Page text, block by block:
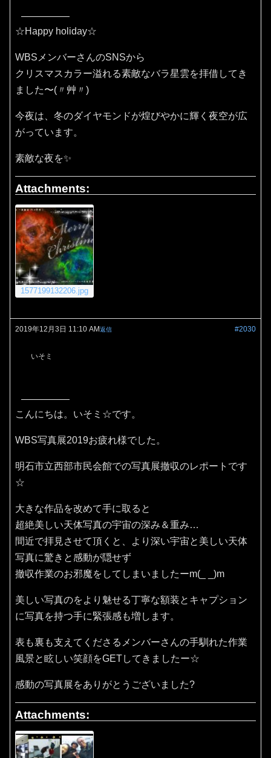
☆Happy holiday☆
WBSメンバーさんのSNSから
クリスマスカラー溢れる素敵なバラ星雲を拝借してき
ました〜(〃艸〃)
今夜は、冬のダイヤモンドが煌びやかに輝く夜空が広
がっています。
素敵な夜を✨
Attachments:
1577199132206.jpg
2019年12月3日 11:10 AM #2030
返信
いそミ
こんにちは。いそミ☆です。
WBS写真展2019お疲れ様でした。
明石市立西部市民会館での写真展撤収のレポートです
☆
大きな作品を改めて手に取ると
超絶美しい天体写真の宇宙の深み＆重み…
間近で拝見させて頂くと、より深い宇宙と美しい天体
写真に驚きと感動が隠せず
撤収作業のお邪魔をしてしまいましたーm(_ _)m
美しい写真のをより魅せる丁寧な額装とキャプション
に写真を持つ手に緊張感も増します。
表も裏も支えてくださるメンバーさんの手馴れた作業
風景と眩しい笑顔をGETしてきましたー☆
感動の写真展をありがとうございました?
Attachments: